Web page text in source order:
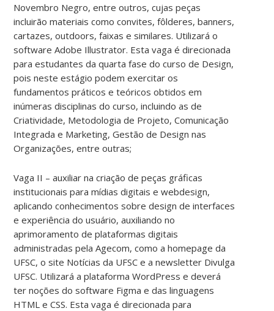
Novembro Negro, entre outros, cujas peças
incluirão materiais como convites, fôlderes, banners,
cartazes, outdoors, faixas e similares. Utilizará o
software Adobe Illustrator. Esta vaga é direcionada
para estudantes da quarta fase do curso de Design,
pois neste estágio podem exercitar os
fundamentos práticos e teóricos obtidos em
inúmeras disciplinas do curso, incluindo as de
Criatividade, Metodologia de Projeto, Comunicação
Integrada e Marketing, Gestão de Design nas
Organizações, entre outras;
Vaga II – auxiliar na criação de peças gráficas
institucionais para mídias digitais e webdesign,
aplicando conhecimentos sobre design de interfaces
e experiência do usuário, auxiliando no
aprimoramento de plataformas digitais
administradas pela Agecom, como a homepage da
UFSC, o site Notícias da UFSC e a newsletter Divulga
UFSC. Utilizará a plataforma WordPress e deverá
ter noções do software Figma e das linguagens
HTML e CSS. Esta vaga é direcionada para